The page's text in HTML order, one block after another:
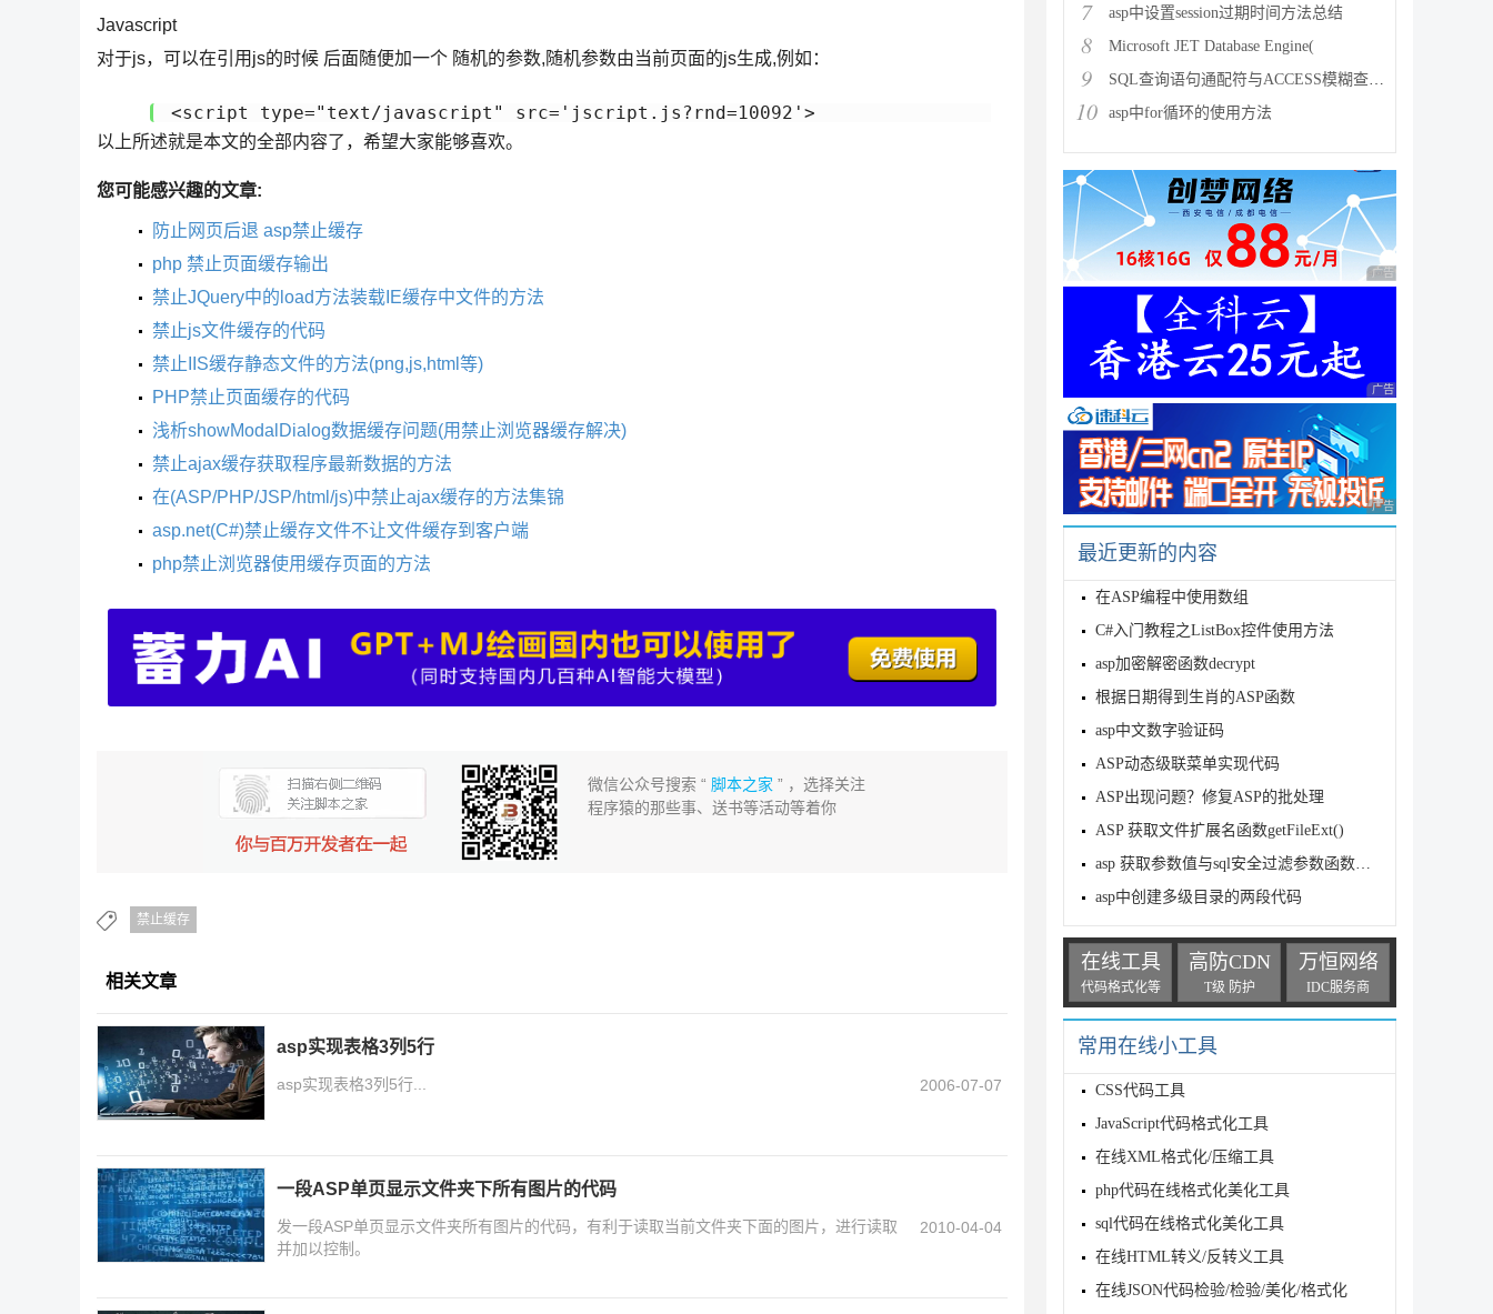
Javascript
对于js，可以在引用js的时候 后面随便加一个 随机的参数,随机参数由当前页面的js生成,例如：
<script type="text/javascript" src='jscript.js?rnd=10092'>
以上所述就是本文的全部内容了，希望大家能够喜欢。
您可能感兴趣的文章:
防止网页后退 asp禁止缓存
php 禁止页面缓存输出
禁止JQuery中的load方法装载IE缓存中文件的方法
禁止js文件缓存的代码
禁止IIS缓存静态文件的方法(png,js,html等)
PHP禁止页面缓存的代码
浅析showModalDialog数据缓存问题(用禁止浏览器缓存解决)
禁止ajax缓存获取程序最新数据的方法
在(ASP/PHP/JSP/html/js)中禁止ajax缓存的方法集锦
asp.net(C#)禁止缓存文件不让文件缓存到客户端
php禁止浏览器使用缓存页面的方法
微信公众号搜索 “脚本之家 ” ，选择关注
程序猿的那些事、送书等活动等着你
禁止缓存
相关文章
asp实现表格3列5行
asp实现表格3列5行... 2006-07-07
一段ASP单页显示文件夹下所有图片的代码
发一段ASP单页显示文件夹所有图片的代码，有利于读取当前文件夹下面的图片，进行读取
并加以控制。
2010-04-04
7 asp中设置session过期时间方法总结
8 Microsoft JET Database Engine(
9 SQL查询语句通配符与ACCESS模糊查询like的解决方法
10 asp中for循环的使用方法
广告 商业广告，理性
广告 商业广告，理性
广告 商业广告，理性
最近更新的内容
在ASP编程中使用数组
C#入门教程之ListBox控件使用方法
asp加密解密函数decrypt
根据日期得到生肖的ASP函数
asp中文数字验证码
ASP动态级联菜单实现代码
ASP出现问题？修复ASP的批处理
ASP 获取文件扩展名函数getFileExt()
asp 获取参数值与sql安全过滤参数函数代码
asp中创建多级目录的两段代码
在线工具
代码格式化等
高防CDN
T级 防护
万恒网络
IDC服务商
常用在线小工具
CSS代码工具
JavaScript代码格式化工具
在线XML格式化/压缩工具
php代码在线格式化美化工具
sql代码在线格式化美化工具
在线HTML转义/反转义工具
在线JSON代码检验/检验/美化/格式化